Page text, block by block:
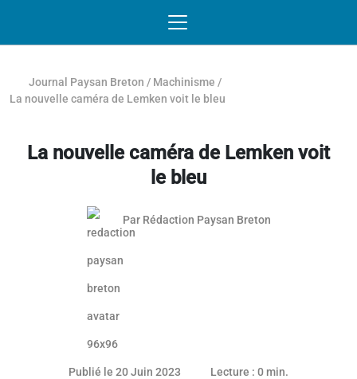
Journal Paysan Breton / Machinisme /
La nouvelle caméra de Lemken voit le bleu
La nouvelle caméra de Lemken voit
le bleu
Par Rédaction Paysan Breton
Publié le 20 Juin 2023 Lecture : 0 min.